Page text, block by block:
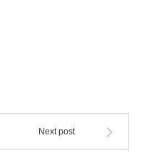
Next post